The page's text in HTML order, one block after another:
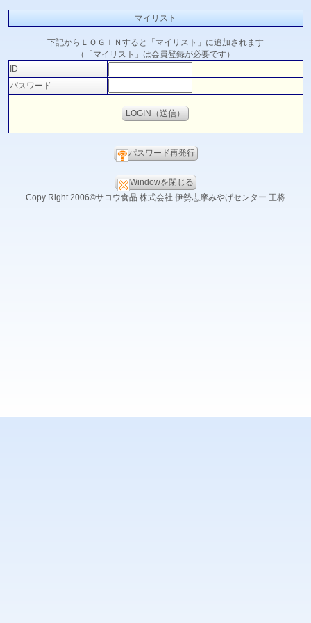
マイリスト
下記からＬＯＧＩＮすると「マイリスト」に追加されます
（「マイリスト」は会員登録が必要です）
ID
パスワード
パスワード再発行
Windowを閉じる
Copy Right 2006©サコウ食品 株式会社 伊勢志摩みやげセンター 王将